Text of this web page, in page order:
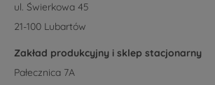
ul. Świerkowa 45
21-100 Lubartów
Zakład produkcyjny i sklep stacjonarny
Pałecznica 7A